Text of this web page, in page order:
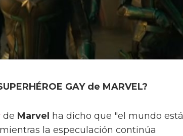
GAY de MARVEL?
de Marvel
ha dicho que "el mundo está
mientras la especulación continúa